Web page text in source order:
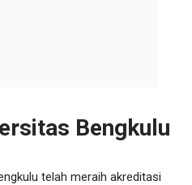
Bengkulu
telah meraih akreditasi